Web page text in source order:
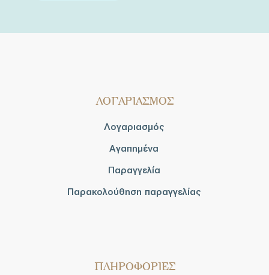
ΛΟΓΑΡΙΑΣΜΟΣ
Λογαριασμός
Αγαπημένα
Παραγγελία
Παρακολούθηση παραγγελίας
ΠΛΗΡΟΦΟΡΙΕΣ